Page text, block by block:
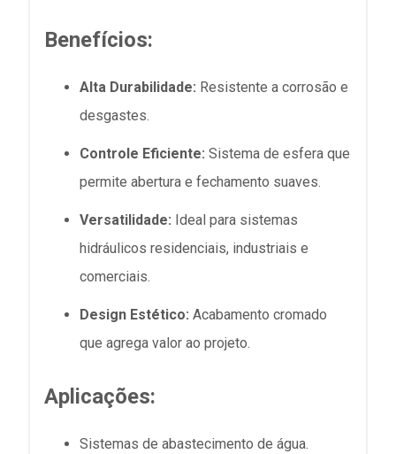
Benefícios:
Alta Durabilidade: Resistente a corrosão e
desgastes.
Controle Eficiente: Sistema de esfera que
permite abertura e fechamento suaves.
Versatilidade: Ideal para sistemas
hidráulicos residenciais, industriais e
comerciais.
Design Estético: Acabamento cromado
que agrega valor ao projeto.
Aplicações:
Sistemas de abastecimento de água.